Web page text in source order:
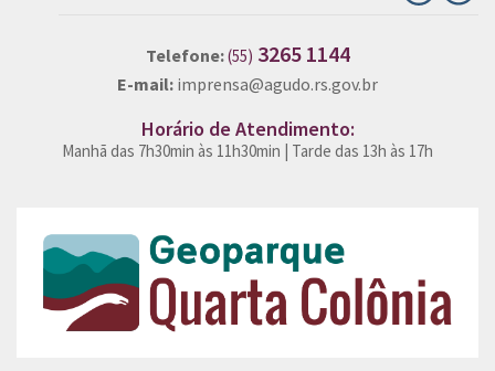
Telefone:(55) 3265 1144
E-mail: imprensa@agudo.rs.gov.br
Horário de Atendimento:
Manhã das 7h30min às 11h30min | Tarde das 13h às 17h